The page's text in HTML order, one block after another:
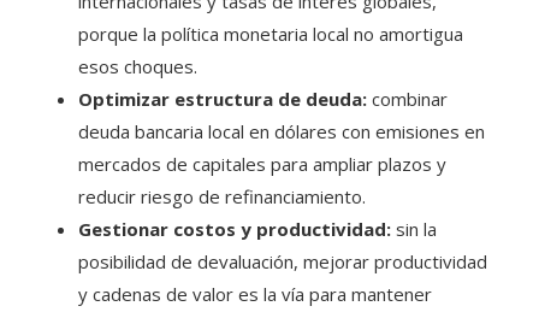
porque la política monetaria local no amortigua
esos choques.
Optimizar estructura de deuda: combinar
deuda bancaria local en dólares con emisiones en
mercados de capitales para ampliar plazos y
reducir riesgo de refinanciamiento.
Gestionar costos y productividad: sin la
posibilidad de devaluación, mejorar productividad
y cadenas de valor es la vía para mantener